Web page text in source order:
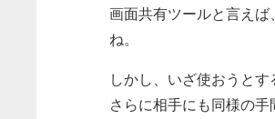
画面共有ツールと言え
ね。
しかし、いざ使おうと
さらに相手にも同様の